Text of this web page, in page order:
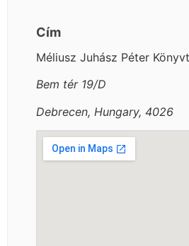
Cím
Méliusz Juhász Péter
Bem tér 19/D
Debrecen, Hungary, 4026